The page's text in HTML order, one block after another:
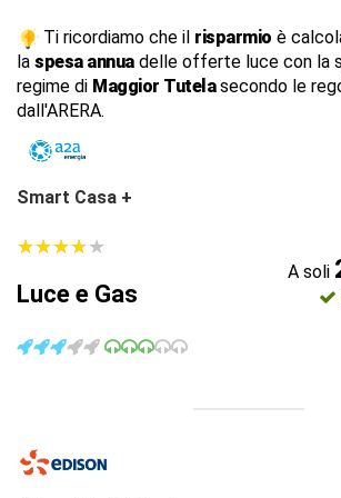
Ti ricordiamo che il risparmio è
la spesa annuadelle offerte luce con la
regime di Maggior Tutelasecondo le
dall'ARERA.
Smart Casa +
★★★★★
★★★★★
Luce e Gas
A soli